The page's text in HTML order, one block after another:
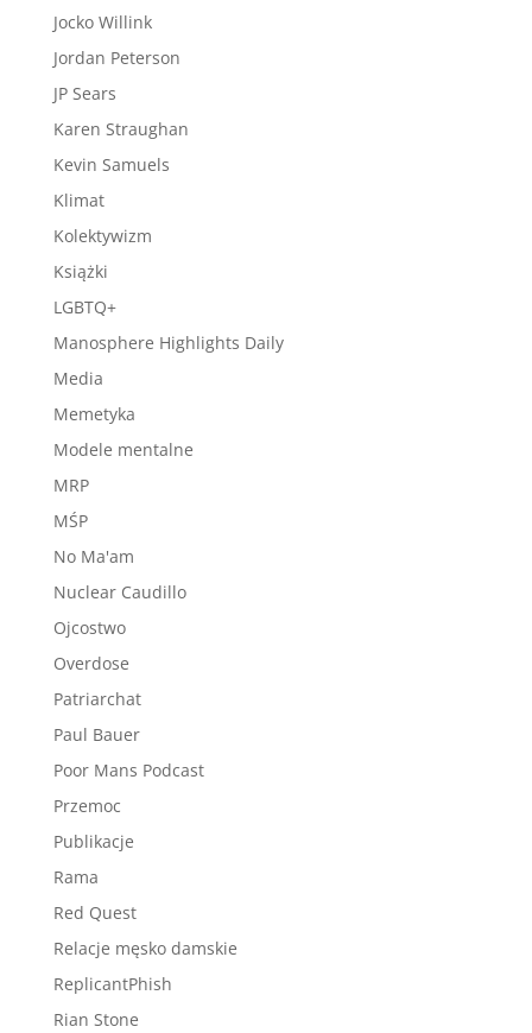
Jocko Willink
Jordan Peterson
JP Sears
Karen Straughan
Kevin Samuels
Klimat
Kolektywizm
Książki
LGBTQ+
Manosphere Highlights Daily
Media
Memetyka
Modele mentalne
MRP
MŚP
No Ma'am
Nuclear Caudillo
Ojcostwo
Overdose
Patriarchat
Paul Bauer
Poor Mans Podcast
Przemoc
Publikacje
Rama
Red Quest
Relacje męsko damskie
ReplicantPhish
Rian Stone